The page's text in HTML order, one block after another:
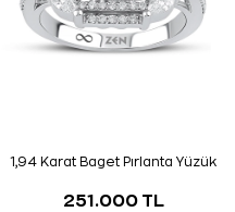
1,94 Karat Baget Pırlanta Yüzük
251.000 TL